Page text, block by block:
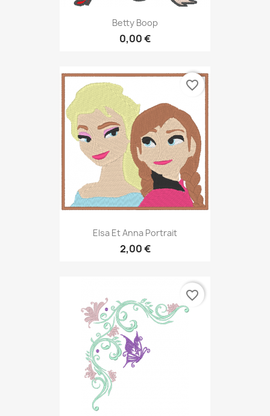
Betty Boop
0,00 €
Elsa Et Anna Portrait
2,00 €
favorite_border
favorite_border